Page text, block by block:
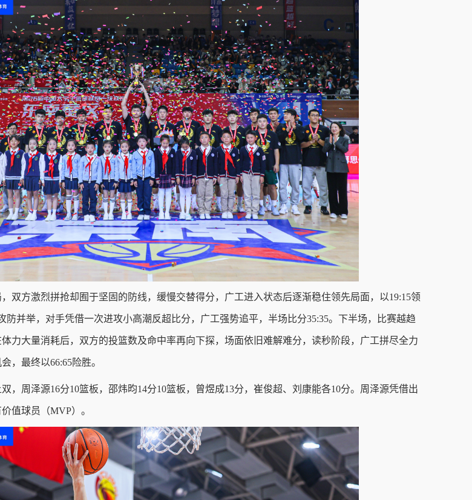
双方激烈拼抢却囿于坚固的防线，缓慢交替得分，广工进入状态后逐渐稳住领先局面，以19:15领
防并举，对手凭借一次进攻小高潮反超比分，广工强势追平，半场比分35:35。下半场，比赛越趋
力大量消耗后，双方的投篮数及命中率再向下探，场面依旧难解难分，读秒阶段，广工拼尽全力
，最终以66:65险胜。
，周泽源16分10篮板，邵炜昀14分10篮板，曾煜成13分，崔俊超、刘康能各10分。 周泽源凭借出
值球员（MVP）。